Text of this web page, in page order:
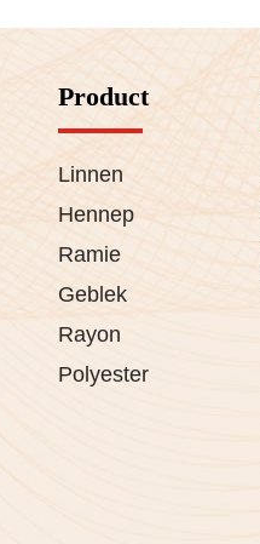
Product
Linnen
Hennep
Ramie
Geblek
Rayon
Polyester